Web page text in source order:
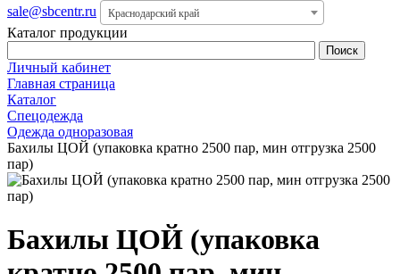
sale@sbcentr.ru
Краснодарский край
Каталог продукции
Личный кабинет
Главная страница
Каталог
Спецодежда
Одежда одноразовая
Бахилы ЦОЙ (упаковка кратно 2500 пар, мин отгрузка 2500
пар)
Бахилы ЦОЙ (упаковка